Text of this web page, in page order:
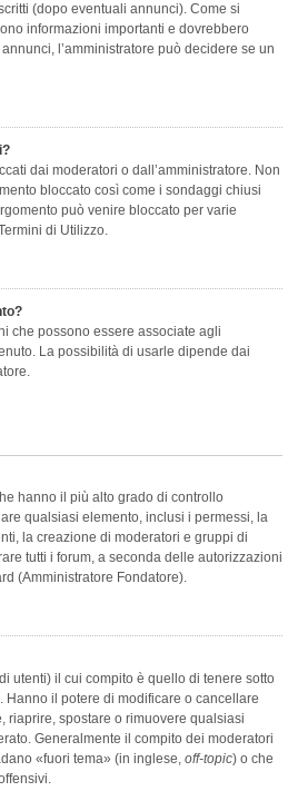
(dopo eventuali annunci). Come si
informazioni importanti e dovrebbero
l’amministratore può decidere se un
dai moderatori o dall’amministratore. Non
bloccato così come i sondaggi chiusi
può venire bloccato per varie
di Utilizzo.
che possono essere associate agli
La possibilità di usarle dipende dai
hanno il più alto grado di controllo
qualsiasi elemento, inclusi i permessi, la
la creazione di moderatori e gruppi di
tutti i forum, a seconda delle autorizzazioni
(Amministratore Fondatore).
utenti) il cui compito è quello di tenere sotto
il potere di modificare o cancellare
riaprire, spostare o rimuovere qualsiasi
Generalmente il compito dei moderatori
«fuori tema» (in inglese, off-topic) o che